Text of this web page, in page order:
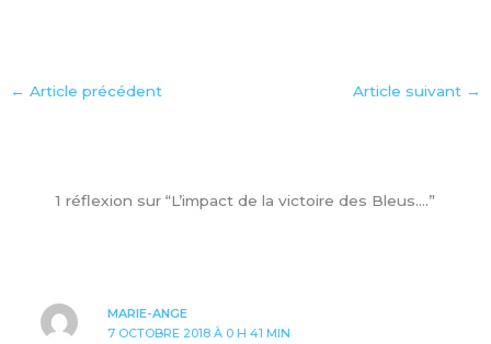
← Article précédent Article suivant →
1 réflexion sur “L’impact de la victoire des Bleus….”
MARIE-ANGE
7 OCTOBRE 2018 À 0 H 41 MIN